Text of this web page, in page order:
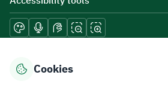
Download mobile applications
Cookies